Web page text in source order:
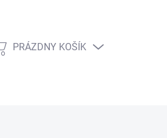
NÁKUPNÝ
PRÁZDNY KOŠÍK